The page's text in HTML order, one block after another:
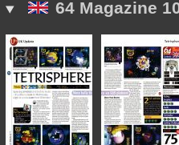
64 Magazine